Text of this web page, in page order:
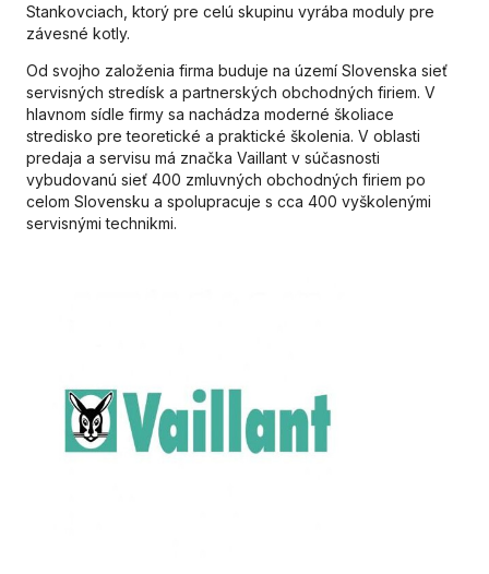
Stankovciach, ktorý pre celú skupinu vyrába moduly pre
závesné kotly.
Od svojho založenia firma buduje na území Slovenska sieť
servisných stredísk a partnerských obchodných firiem. V
hlavnom sídle firmy sa nachádza moderné školiace
stredisko pre teoretické a praktické školenia. V oblasti
predaja a servisu má značka Vaillant v súčasnosti
vybudovanú sieť 400 zmluvných obchodných firiem po
celom Slovensku a spolupracuje s cca 400 vyškolenými
servisnými technikmi.